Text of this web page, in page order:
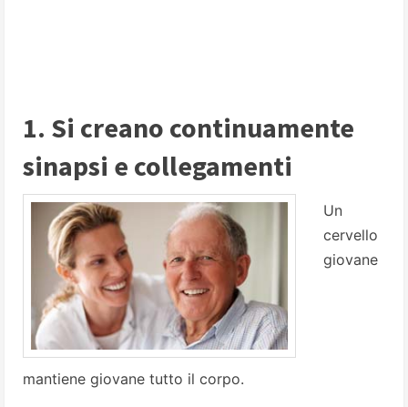
1. Si creano continuamente
sinapsi e collegamenti
Un
cervello
giovane
mantiene giovane tutto il corpo.